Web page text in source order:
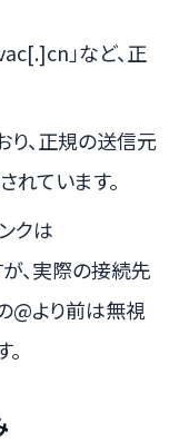
」など、正
り、正規の送信元
ています。
ンクは
、実際の接続先
@より前は無視